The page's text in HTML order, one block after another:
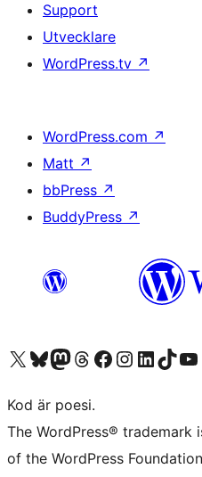
Support
Utvecklare
WordPress.tv ↗
WordPress.com ↗
Matt ↗
bbPress ↗
BuddyPress ↗
Besök vår X-konto (f.d. Twitter)
Besök vårt Bluesky-konto
Besök vårt Mastodon-konto
Besök vårt Thread-konto
Besök vår Facebook-sidaBesök vårt Instagram-konto
Besök vårt LinkedIn-konto
Besök vårtBesök vår
Kod är poesi.
The WordPress®
of the WordPress